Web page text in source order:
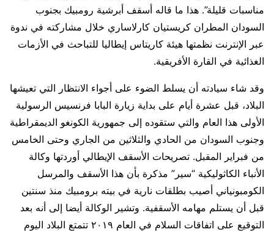
مناسبات قليلة”. هذا ما قاله أسقف أبرشية رومبيك بجنوب
السودان المطران كريستيان كارلاساري خلال مشاركته في ندوة
عبر الإنترنت نظمتها هيئة كاريتاس إيطاليا للتباحث في الأزمات
الغذائية في القارة الأفريقية.
وقد شاء سيادته أن يسلط الضوء على أجواء الانتظار التي تعيشها
البلاد، قبل عشرة أيام على بداية زيارة البابا فرنسيس الرسولية
الأولى هذا العام والتي ستقوده إلى جمهورية الكونغو الديمقراطية
وجنوب السودان من الحادي والثلاثين من الجاري وحتى الخامس
من فبراير المقبل. تصريحات الأسقف الإيطالي أوردتها وكالة
الأنباء الكاثوليكية “سير” مذكرة بأن هذا الأسقف والمرسل
الكومبونياني أصيب بطلقات نارية في بيته برومبيك منذ سنتين
قبل أن يستلم مهامه الأسقفية. وتشير الوكالة أيضا إلى أنه بعد
التوقيع على اتفاقات السلام في العام ٢٠١٩ تتمتع البلاد اليوم